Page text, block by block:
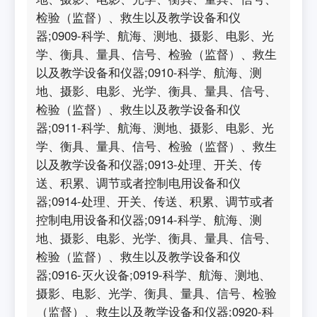
检验（监督）、救生以及教学设备和仪
器;0909-科学、航海、测地、摄影、电影、光
学、衡具、量具、信号、检验（监督）、救生
以及教学设备和仪器;0910-科学、航海、测
地、摄影、电影、光学、衡具、量具、信号、
检验（监督）、救生以及教学设备和仪
器;0911-科学、航海、测地、摄影、电影、光
学、衡具、量具、信号、检验（监督）、救生
以及教学设备和仪器;0913-处理、开关、传
送、积累、调节或者控制电用设备和仪
器;0914-处理、开关、传送、积累、调节或者
控制电用设备和仪器;0914-科学、航海、测
地、摄影、电影、光学、衡具、量具、信号、
检验（监督）、救生以及教学设备和仪
器;0916-灭火设备;0919-科学、航海、测地、
摄影、电影、光学、衡具、量具、信号、检验
（监督）、救生以及教学设备和仪器;0920-科